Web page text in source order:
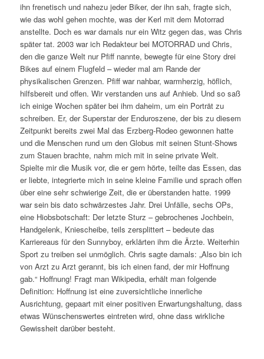
ihn frenetisch und nahezu jeder Biker, der ihn sah, fragte sich,
wie das wohl gehen mochte, was der Kerl mit dem Motorrad
anstellte. Doch es war damals nur ein Witz gegen das, was Chris
später tat. 2003 war ich Redakteur bei MOTORRAD und Chris,
den die ganze Welt nur Pfiff nannte, bewegte für eine Story drei
Bikes auf einem Flugfeld – wieder mal am Rande der
physikalischen Grenzen. Pfiff war nahbar, warmherzig, höflich,
hilfsbereit und offen. Wir verstanden uns auf Anhieb. Und so saß
ich einige Wochen später bei ihm daheim, um ein Porträt zu
schreiben. Er, der Superstar der Enduroszene, der bis zu diesem
Zeitpunkt bereits zwei Mal das Erzberg-Rodeo gewonnen hatte
und die Menschen rund um den Globus mit seinen Stunt-Shows
zum Stauen brachte, nahm mich mit in seine private Welt.
Spielte mir die Musik vor, die er gern hörte, teilte das Essen, das
er liebte, integrierte mich in seine kleine Familie und sprach offen
über eine sehr schwierige Zeit, die er überstanden hatte. 1999
war sein bis dato schwärzestes Jahr. Drei Unfälle, sechs OPs,
eine Hiobsbotschaft: Der letzte Sturz – gebrochenes Jochbein,
Handgelenk, Kniescheibe, teils zersplittert – bedeute das
Karriereaus für den Sunnyboy, erklärten ihm die Ärzte. Weiterhin
Sport zu treiben sei unmöglich. Chris sagte damals: „Also bin ich
von Arzt zu Arzt gerannt, bis ich einen fand, der mir Hoffnung
gab.“ Hoffnung! Fragt man Wikipedia, erhält man folgende
Definition: Hoffnung ist eine zuversichtliche innerliche
Ausrichtung, gepaart mit einer positiven Erwartungshaltung, dass
etwas Wünschenswertes eintreten wird, ohne dass wirkliche
Gewissheit darüber besteht.